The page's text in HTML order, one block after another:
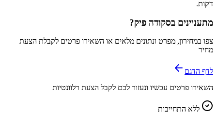
דקות.
מתעניינים בסקודה פיק?
צפו במחירון, מפרט ונתונים מלאים או השאירו פרטים לקבלת הצעת
מחיר
לדף הדגם
השאירו פרטים עכשיו ונעזור לכם לקבל הצעת רלוונטיות
ללא התחייבות